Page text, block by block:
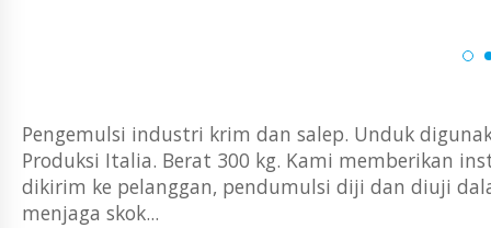
Pengemulsi industri krim dan salep. Unduk
Produksi Italia. Berat 300 kg. Kami memberikan
dikirim ke pelanggan, pendumulsi diji dan diuji
menjaga skok...